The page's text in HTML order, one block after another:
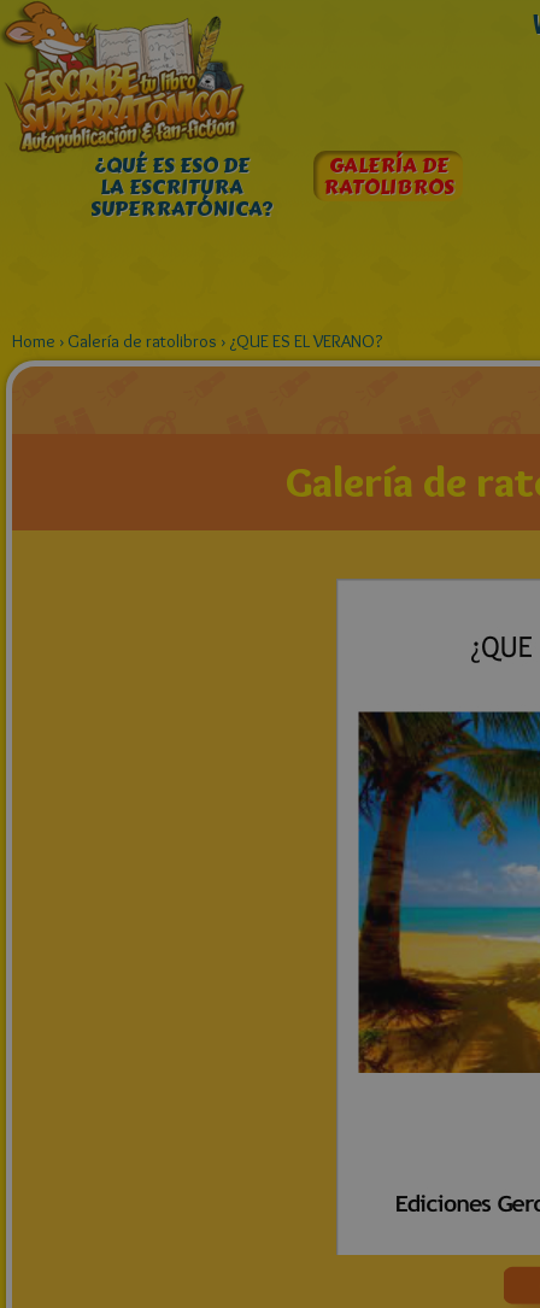
¿QUÉ ES ESO DE
LA ESCRITURA
SUPERRATÓNICA?
GALERÍA DE
RATOLIBROS
Home › Galería de ratolibros › ¿QUE ES EL VERANO?
Galería de